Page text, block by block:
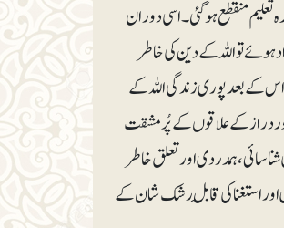
منقطع ہوگئی۔ اسی دوران
تو اللہ کے دین کی خاطر
کے امیرحلقہ بنائے گئے۔ اس کے بعد پوری زندگی اللہ کے
کے علاقوں کے پُرمشقت
ہمدردی اور تعلق خاطر
اور استغنا کی قابلِ رشک شان کے